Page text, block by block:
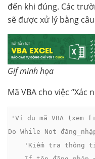
đến khi đúng. Các
sẽ được xử lý bằng
Gif minh họa
Mã VBA cho việc “Xác
'Ví dụ mã VBA (xem
Do While Not